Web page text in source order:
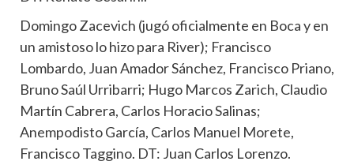
Domingo Zacevich (jugó oficialmente en Boca y en
un amistoso lo hizo para River); Francisco
Lombardo, Juan Amador Sánchez, Francisco Priano,
Bruno Saúl Urribarri; Hugo Marcos Zarich, Claudio
Martín Cabrera, Carlos Horacio Salinas;
Anempodisto García, Carlos Manuel Morete,
Francisco Taggino. DT: Juan Carlos Lorenzo.